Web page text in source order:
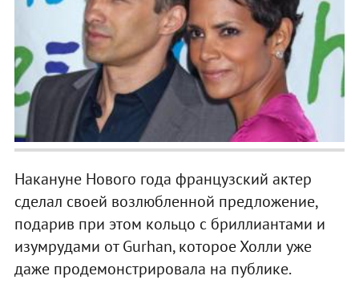
Накануне Нового года французский актер
сделал своей возлюбленной предложение,
подарив при этом кольцо с бриллиантами и
изумрудами от Gurhan, которое Холли уже
даже продемонстрировала на публике.